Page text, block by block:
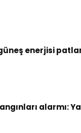
enerjisi
alarmı: